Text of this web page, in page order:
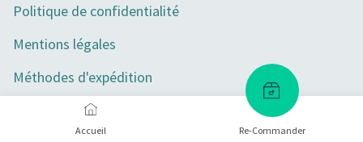
Accueil Re-Commander
Politique de confidentialité
Mentions légales
Méthodes d'expédition
Retours de marchandises